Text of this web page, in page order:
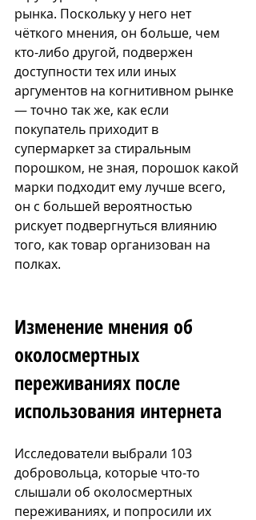
рынка. Поскольку у него нет
чёткого мнения, он больше, чем
кто-либо другой, подвержен
доступности тех или иных
аргументов на когнитивном рынке
— точно так же, как если
покупатель приходит в
супермаркет за стиральным
порошком, не зная, порошок какой
марки подходит ему лучше всего,
он с большей вероятностью
рискует подвергнуться влиянию
того, как товар организован на
полках.
Изменение мнения об
околосмертных
переживаниях после
использования интернета
Исследователи выбрали 103
добровольца, которые что-то
слышали об околосмертных
переживаниях, и попросили их